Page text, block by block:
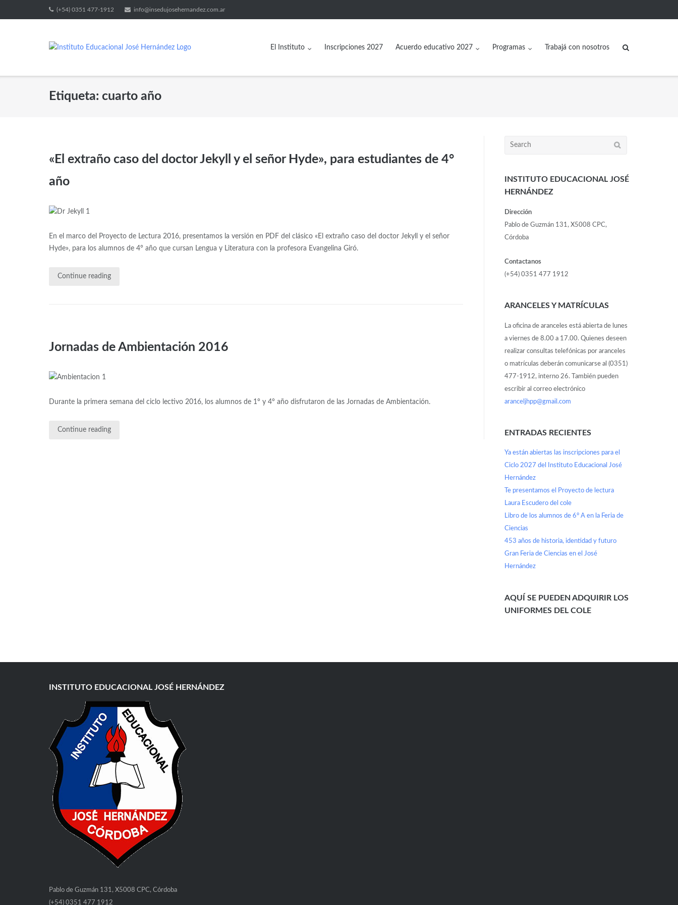
(+54) 0351 477-1912 info@insedujosehernandez.com.ar
El Instituto Inscripciones 2027 Acuerdo educativo 2027 Programas Trabajá con nosotros
Etiqueta: cuarto año
«El extraño caso del doctor Jekyll y el señor Hyde», para estudiantes de 4°
año
En el marco del Proyecto de Lectura 2016, presentamos la versión en PDF del clásico «El extraño caso del doctor Jekyll y el señor
Hyde», para los alumnos de 4° año que cursan Lengua y Literatura con la profesora Evangelina Giró.
Continue reading
Jornadas de Ambientación 2016
Durante la primera semana del ciclo lectivo 2016, los alumnos de 1° y 4° año disfrutaron de las Jornadas de Ambientación.
Continue reading
INSTITUTO EDUCACIONAL JOSÉ
HERNÁNDEZ
Dirección
Pablo de Guzmán 131, X5008 CPC,
Córdoba
Contactanos
(+54) 0351 477 1912
ARANCELES Y MATRÍCULAS
La oficina de aranceles está abierta de lunes
a viernes de 8.00 a 17.00. Quienes deseen
realizar consultas telefónicas por aranceles
o matrículas deberán comunicarse al (0351)
477-1912, interno 26. También pueden
escribir al correo electrónico
aranceljhpp@gmail.com
ENTRADAS RECIENTES
Ya están abiertas las inscripciones para el
Ciclo 2027 del Instituto Educacional José
Hernández
Te presentamos el Proyecto de lectura
Laura Escudero del cole
Libro de los alumnos de 6° A en la Feria de
Ciencias
453 años de historia, identidad y futuro
Gran Feria de Ciencias en el José
Hernández
AQUÍ SE PUEDEN ADQUIRIR LOS
UNIFORMES DEL COLE
INSTITUTO EDUCACIONAL JOSÉ HERNÁNDEZ
Pablo de Guzmán 131, X5008 CPC, Córdoba
(+54) 0351 477 1912